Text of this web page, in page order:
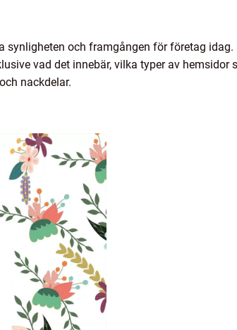
och framgången för företag idag.
vad det innebär, vilka typer av hemsidor
nackdelar.